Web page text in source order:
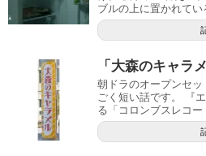
ブルの上に置かれて
「大森のキャラ
朝ドラのオープンセ
ごく短い話です。 『
る「コロンブスレコ